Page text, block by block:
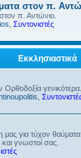
στον π.
π. Αντώνιο.
Συντονιστές
Εκκλησιαστικά
Ορθοδοξία γενικότερα.
μας για τύχον
και γνωστοί σας.